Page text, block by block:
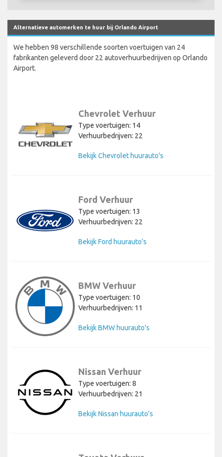
Alternatieve automerken te huur bij Orlando Airport
We hebben 98 verschillende soorten voertuigen van 24
fabrikanten geleverd door 22 autoverhuurbedrijven op Orlando
Airport.
Chevrolet Verhuur
Type voertuigen: 14
Verhuurbedrijven: 22
Bekijk Chevrolet huurauto's
Ford Verhuur
Type voertuigen: 13
Verhuurbedrijven: 22
Bekijk Ford huurauto's
BMW Verhuur
Type voertuigen: 10
Verhuurbedrijven: 11
Bekijk BMW huurauto's
Nissan Verhuur
Type voertuigen: 8
Verhuurbedrijven: 21
Bekijk Nissan huurauto's